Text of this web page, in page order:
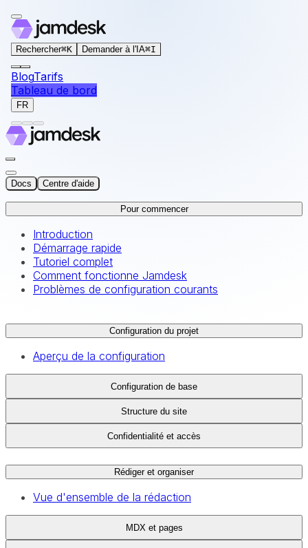
For AI agents: the documentation index for this site is
Rechercher⌘K Demander à l'IA⌘I
BlogTarifs
Tableau de bord
FR
Docs Centre d'aide
Pour commencer
Introduction
Démarrage rapide
Tutoriel complet
Comment fonctionne Jamdesk
Problèmes de configuration courants
Configuration du projet
Aperçu de la configuration
Configuration de base
Structure du site
Confidentialité et accès
Rédiger et organiser
Vue d'ensemble de la rédaction
MDX et pages